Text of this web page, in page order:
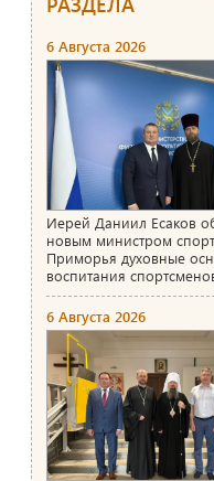
6 Августа 2026
Иерей Даниил Есаков
новым министром
Приморья духовные
воспитания
6 Августа 2026